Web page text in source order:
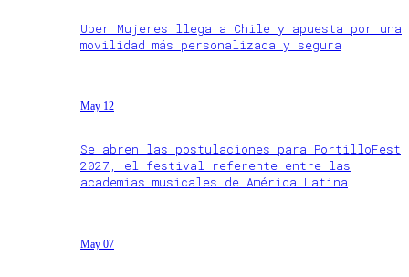
Uber Mujeres llega a Chile y apuesta por una
movilidad más personalizada y segura
May 12
Se abren las postulaciones para PortilloFest
2027, el festival referente entre las
academias musicales de América Latina
May 07